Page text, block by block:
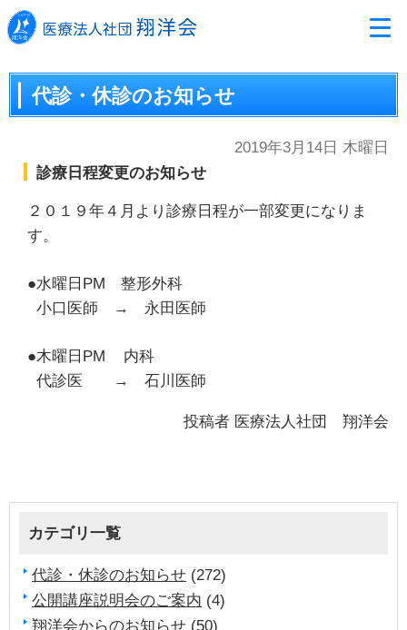
代診・休診のお知らせ
2019年3月14日 木曜日
診療日程変更のお知らせ
２０１９年４月より診療日程が一部変更になりま
す。
●水曜日PM 整形外科
小口医師 → 永田医師
●木曜日PM 内科
代診医 → 石川医師
投稿者 医療法人社団 翔洋会
カテゴリ一覧
代診・休診のお知らせ (272)
公開講座説明会のご案内 (4)
翔洋会からのお知らせ (50)